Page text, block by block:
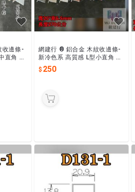
收邊條-
直角 27
北新莊
網建行 ® 鋁合金 木紋收邊條-
新冷色系 高質感 L型小直角 20
X6.5mm 現貨供應中 新北新莊
區可自取
250